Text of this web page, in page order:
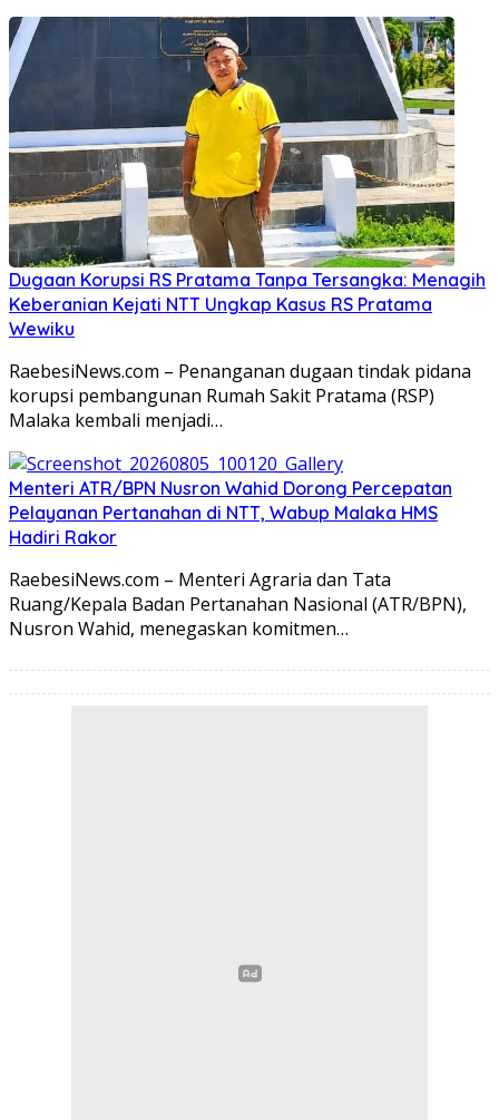
Dugaan Korupsi RS Pratama Tanpa Tersangka: Menagih
Keberanian Kejati NTT Ungkap Kasus RS Pratama
Wewiku
RaebesiNews.com – Penanganan dugaan tindak pidana
korupsi pembangunan Rumah Sakit Pratama (RSP)
Malaka kembali menjadi…
Menteri ATR/BPN Nusron Wahid Dorong Percepatan
Pelayanan Pertanahan di NTT, Wabup Malaka HMS
Hadiri Rakor
RaebesiNews.com – Menteri Agraria dan Tata
Ruang/Kepala Badan Pertanahan Nasional (ATR/BPN),
Nusron Wahid, menegaskan komitmen…